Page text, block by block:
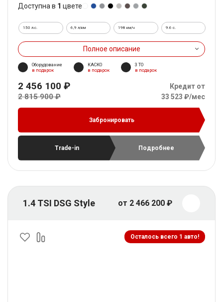
Доступна в 1 цвете
150 л.с. 6,9 л/км 198 км/ч 9.6 c.
Полное описание
Оборудование
в подарок
КАСКО
в подарок
3 ТО
в подарок
2 456 100 ₽
2 815 900 ₽
Кредит от
33 523 ₽/мес
Забронировать
Trade-in Подробнее
1.4 TSI DSG Style от 2 466 200 ₽
Осталось всего 1 авто!